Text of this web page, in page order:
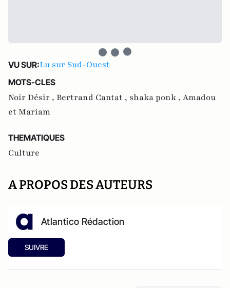
VU SUR:Lu sur Sud-Ouest
MOTS-CLES
Noir Désir , Bertrand Cantat , shaka ponk , Amadou
et Mariam
THEMATIQUES
Culture
A PROPOS DES AUTEURS
Atlantico Rédaction
SUIVRE